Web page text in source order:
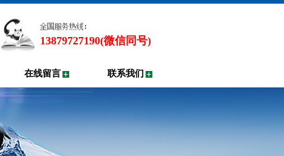
13879727190(微信同号)
在线留言 联系我们